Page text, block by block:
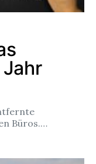
Büros.…